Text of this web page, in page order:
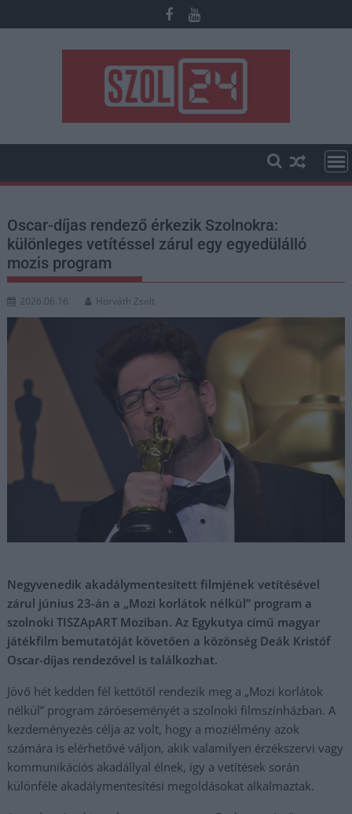
to
Oscar-díjas rendező érkezik Szolnokra:
különleges vetítéssel zárul egy egyedülálló
mozis program
2026.06.16. Horváth Zsolt
Negyvenedik akadálymentesített filmjének vetítésével
zárul június 23-án a „Mozi korlátok nélkül” program a
szolnoki TISZApART Moziban. Az Egykutya című magyar
játékfilm bemutatóját követően a közönség Deák Kristóf
Oscar-díjas rendezővel is találkozhat.
Jövő hét kedden fél kettőtől rendezik meg a „Mozi korlátok
nélkül” program záróeseményét a szolnoki filmszínházban. A
kezdeményezés célja az volt, hogy a moziélmény azok
számára is elérhetővé váljon, akik valamilyen érzékszervi vagy
kommunikációs akadállyal élnek, így a vetítések során
különféle akadálymentesítési megoldásokat alkalmaztak.